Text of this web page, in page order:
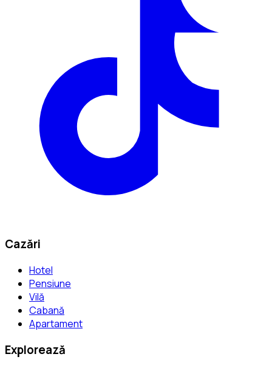
Cazări
Hotel
Pensiune
Vilă
Cabană
Apartament
Explorează